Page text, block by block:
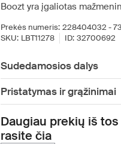
Boozt yra įgaliotas
Prekės numeris: 228404032 -
SKU: LBT11278 ID: 32700692
Sudedamosios dalys
Pristatymas ir grąžinimai
Daugiau prekių iš
rasite čia